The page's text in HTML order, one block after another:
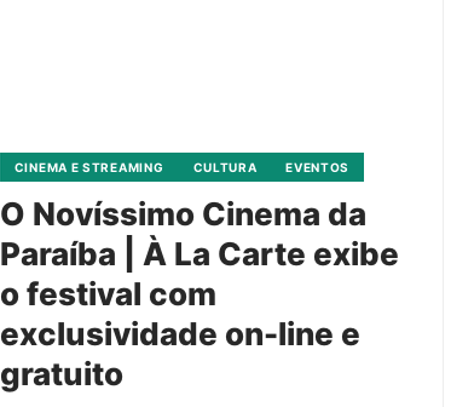
CINEMA E STREAMING CULTURA EVENTOS
O Novíssimo Cinema da
Paraíba | À La Carte exibe
o festival com
exclusividade on-line e
gratuito